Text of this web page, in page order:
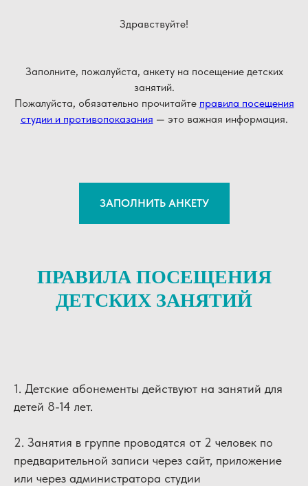
Здравствуйте!
Заполните, пожалуйста, анкету на посещение детских
занятий.
Пожалуйста, обязательно прочитайте правила посещения
студии и противопоказания — это важная информация.
ЗАПОЛНИТЬ АНКЕТУ
ПРАВИЛА ПОСЕЩЕНИЯ
ДЕТСКИХ ЗАНЯТИЙ
1. Детские абонементы действуют на занятий для
детей 8-14 лет.
2. Занятия в группе проводятся от 2 человек по
предварительной записи через сайт, приложение
или через администратора студии